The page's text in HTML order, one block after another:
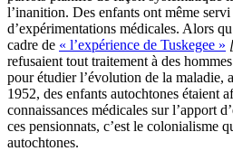
l’inanition. Des enfants ont même
d’expérimentations médicales. Alors
cadre de « l’expérience de Tuskegee »
refusaient tout traitement à des
pour étudier l’évolution de la maladie,
1952, des enfants autochtones étaient
connaissances médicales sur l’apport
ces pensionnats, c’est le colonialisme
autochtones.